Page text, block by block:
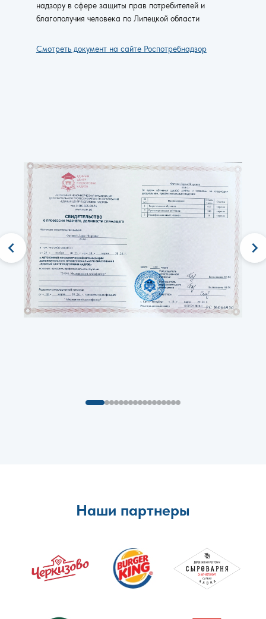
надзору в сфере защиты прав потребителей и
благополучия человека по Липецкой области
Смотреть документ на сайте Роспотребнадзор
chevron_left chevron_right
Наши партнеры